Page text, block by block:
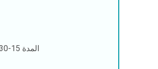
المدة 15-30 دقيقة